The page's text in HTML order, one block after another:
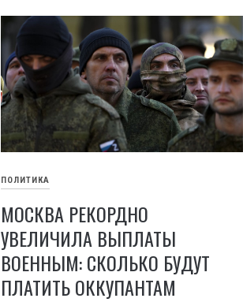
ПОЛИТИКА
МОСКВА РЕКОРДНО
УВЕЛИЧИЛА ВЫПЛАТЫ
ВОЕННЫМ: СКОЛЬКО БУДУТ
ПЛАТИТЬ ОККУПАНТАМ